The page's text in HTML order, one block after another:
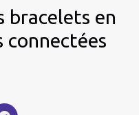
bracelets en